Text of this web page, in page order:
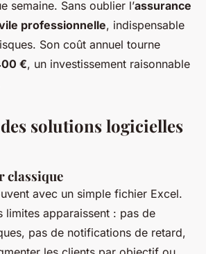
semaine. Sans oublier l’assurance
professionnelle, indispensable
Son coût annuel tourne
€, un investissement raisonnable
solutions logicielles
classique
avec un simple fichier Excel.
limites apparaissent : pas de
pas de notifications de retard,